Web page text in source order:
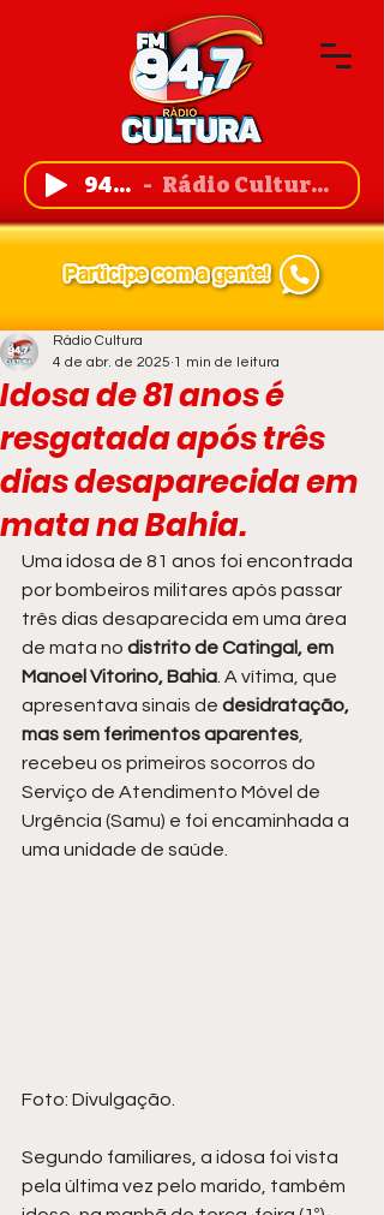
94,7 FM Rádio Cultura de Guanambi
Idosa de 81 anos é
resgatada após três
dias desaparecida em
mata na Bahia.
Rádio Cultura
4 de abr. de 2025 1 min de leitura
Uma idosa de 81 anos foi encontrada
por bombeiros militares após passar
três dias desaparecida em uma área
de mata no distrito de Catingal, em
Manoel Vitorino, Bahia . A vítima, que
apresentava sinais de desidratação,
mas sem ferimentos aparentes
recebeu os primeiros socorros do
Serviço de Atendimento Móvel de
Urgência (Samu) e foi encaminhada a
uma unidade de saúde.
Foto: Divulgação.
Segundo familiares, a idosa foi vista
pela última vez pelo marido, também